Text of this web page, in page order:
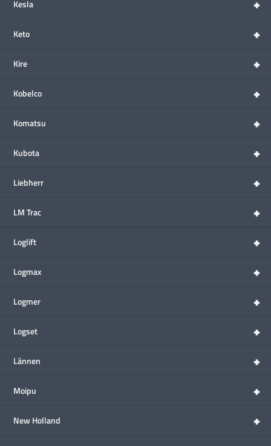
+
Kesla
+
Keto
+
Kire
+
Kobelco
+
Komatsu
+
Kubota
+
Liebherr
+
LM Trac
+
Loglift
+
Logmax
+
Logmer
+
Logset
+
Lännen
+
Moipu
+
New Holland